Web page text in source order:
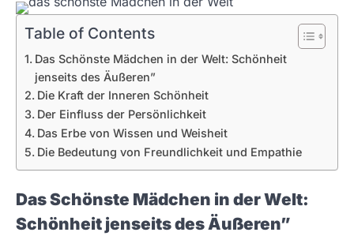
Table of Contents
Das Schönste Mädchen in der Welt: Schönheit
jenseits des Äußeren”
Die Kraft der Inneren Schönheit
Der Einfluss der Persönlichkeit
Das Erbe von Wissen und Weisheit
Die Bedeutung von Freundlichkeit und Empathie
Das Schönste Mädchen in der Welt:
Schönheit jenseits des Äußeren”